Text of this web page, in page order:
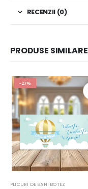
RECENZII (0)
PRODUSE SIMILARE
-27%
PLICURI DE BANI BOTEZ